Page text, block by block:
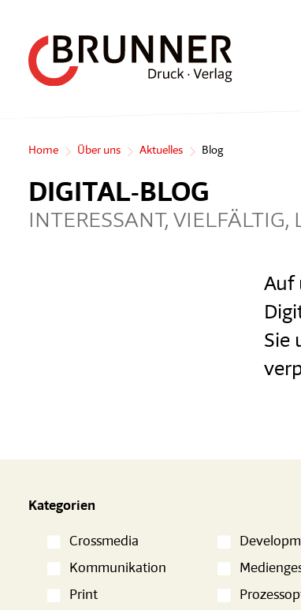
Home Über uns Aktuelles Blog
DIGITAL-BLOG
INTERESSANT,
Auf
Sie
Kategorien
Crossmedia
Kommunikation
Print